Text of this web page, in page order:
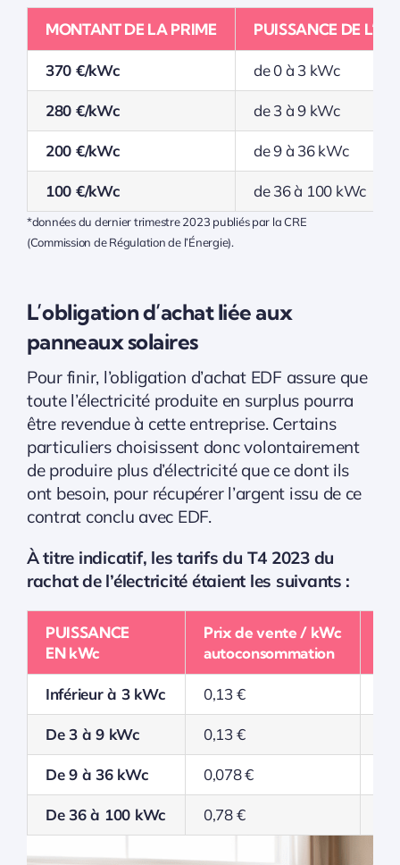
MONTANT DE LA PRIME PUISSANCE DE
370 €/kWc de 0 à 3 kWc
280 €/kWc de 3 à 9 kWc
200 €/kWc de 9 à 36 kWc
100 €/kWc de 36 à 100 kWc
*données du dernier trimestre 2023 publiés par la CRE
(Commission de Régulation de l’Énergie).
L’obligation d’achat liée aux
panneaux solaires
Pour finir, l’obligation d’achat EDF assure que
toute l’électricité produite en surplus pourra
être revendue à cette entreprise. Certains
particuliers choisissent donc volontairement
de produire plus d’électricité que ce dont ils
ont besoin, pour récupérer l’argent issu de ce
contrat conclu avec EDF.
À titre indicatif, les tarifs du T4 2023 du
rachat de l’électricité étaient les suivants :
PUISSANCE
EN kWc
Prix de vente / kWc
autoconsommation
Inférieur à 3 kWc 0,13 €
De 3 à 9 kWc 0,13 €
De 9 à 36 kWc 0,078 €
De 36 à 100 kWc 0,78 €